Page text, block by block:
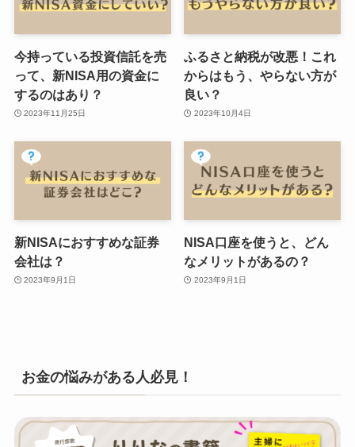
今持っている投資信託を売
って、新NISA用の資金に
するのはあり？
2023年11月25日
ふるさと納税が改悪！これ
からはもう、やらない方が
良い？
2023年10月4日
新NISAにおすすめな証券
会社は？
2023年9月1日
NISA口座を使うと、どん
なメリットがあるの？
2023年9月1日
お金の悩みがある人必見！